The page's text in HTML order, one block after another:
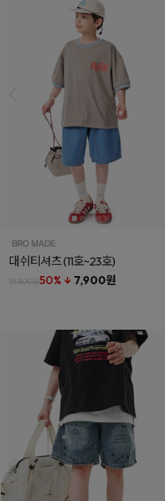
대쉬티셔츠(11호~23호)
15,800원50% ↓ 7,900원